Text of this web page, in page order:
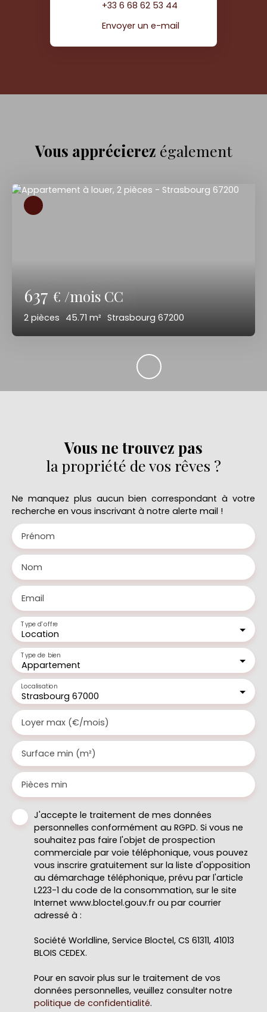
+33 6 68 62 53 44
Envoyer un e-mail
Vous apprécierez également
637 € /mois CC
2 pièces 45.71 m² Strasbourg 67200
Vous ne trouvez pas
la propriété de vos rêves ?
Ne manquez plus aucun bien correspondant à votre
recherche en vous inscrivant à notre alerte mail !
Prénom
Nom
Email
Location
Type d'offre
Appartement
Type de bien
Strasbourg 67000
Localisation
Loyer max (€/mois)
Surface min (m²)
Pièces min
J'accepte le traitement de mes données
personnelles conformément au RGPD. Si vous ne
souhaitez pas faire l'objet de prospection
commerciale par voie téléphonique, vous pouvez
vous inscrire gratuitement sur la liste d'opposition
au démarchage téléphonique, prévu par l'article
L223-1 du code de la consommation, sur le site
Internet www.bloctel.gouv.fr ou par courrier
adressé à :
Société Worldline, Service Bloctel, CS 61311, 41013
BLOIS CEDEX.
Pour en savoir plus sur le traitement de vos
données personnelles, veuillez consulter notre
politique de confidentialité.